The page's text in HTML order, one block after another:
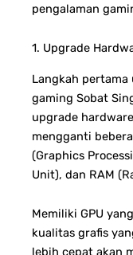
pengalaman
1. Upgrade
Langkah
gaming Sobat
upgrade
mengganti
(Graphics
Unit), dan RAM
Memiliki GPU
kualitas grafis
lebih cepat akan